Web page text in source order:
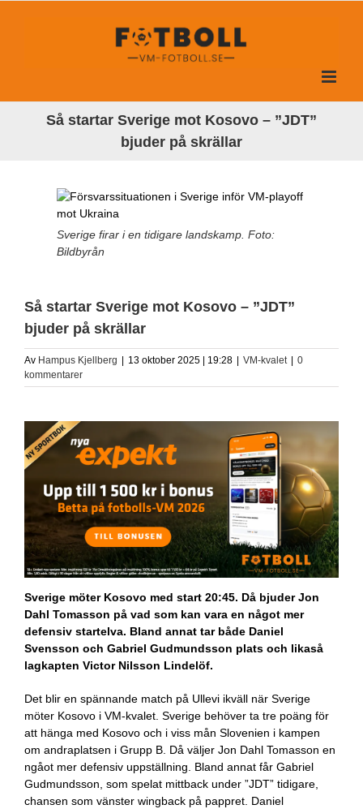
Så startar Sverige mot Kosovo – ”JDT”
bjuder på skrällar
Sverige firar i en tidigare landskamp. Foto:
Bildbyrån
Så startar Sverige mot Kosovo – ”JDT”
bjuder på skrällar
Av Hampus Kjellberg | 13 oktober 2025 | 19:28 | VM-kvalet | 0
kommentarer
Sverige möter Kosovo med start 20:45. Då bjuder Jon
Dahl Tomasson på vad som kan vara en något mer
defensiv startelva. Bland annat tar både Daniel
Svensson och Gabriel Gudmundsson plats och likaså
lagkapten Victor Nilsson Lindelöf.
Det blir en spännande match på Ullevi ikväll när Sverige
möter Kosovo i VM-kvalet. Sverige behöver ta tre poäng för
att hänga med Kosovo och i viss mån Slovenien i kampen
om andraplatsen i Grupp B. Då väljer Jon Dahl Tomasson en
ngåot mer defensiv uppställning. Bland annat får Gabriel
Gudmundsson, som spelat mittback under ”JDT” tidigare,
chansen som vänster wingback på pappret. Daniel